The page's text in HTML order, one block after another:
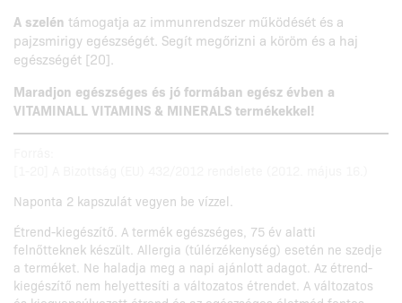
A szelén támogatja az immunrendszer működését és a
pajzsmirigy egészségét. Segít megőrizni a köröm és a haj
egészségét [20].
Maradjon egészséges és jó formában egész évben a
VITAMINALL VITAMINS & MINERALS termékekkel!
Naponta 2 kapszulát vegyen be vízzel.
Étrend-kiegészítő. A termék egészséges, 75 év alatti
felnőtteknek készült. Allergia (túlérzékenység) esetén ne szedje
a terméket. Ne haladja meg a napi ajánlott adagot. Az étrend-
kiegészítő nem helyettesíti a változatos étrendet. A változatos